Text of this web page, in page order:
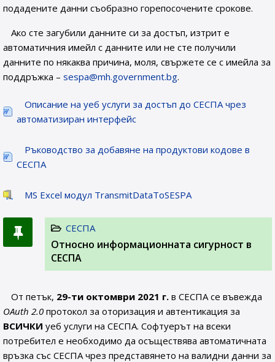
подадените данни съобразно горепосочените срокове.
Ако сте загубили данните си за достъп, изтрит е
автоматичния имейл с данните или не сте получили
данните по някаква причина, моля, свържете се с имейла за
поддръжка – sespa@mh.government.bg.
Описание на уеб услуги за достъп до СЕСПА чрез
автоматизиран интерфейс
Ръководство за добавяне на продуктови кодове в
СЕСПА
MS Excel модул TransmitDataToSESPA
СЕСПА
Относно информационната сигурност в
СЕСПА
От петък, 29-ти октомври 2021 г. в СЕСПА се въвежда
OAuth 2.0 протокол за оторизация и автентикация за
ВСИЧКИ уеб услуги на СЕСПА. Софтуерът на всеки
потребител е необходимо да осъществява автоматичната
връзка със СЕСПА чрез представянето на валидни данни за